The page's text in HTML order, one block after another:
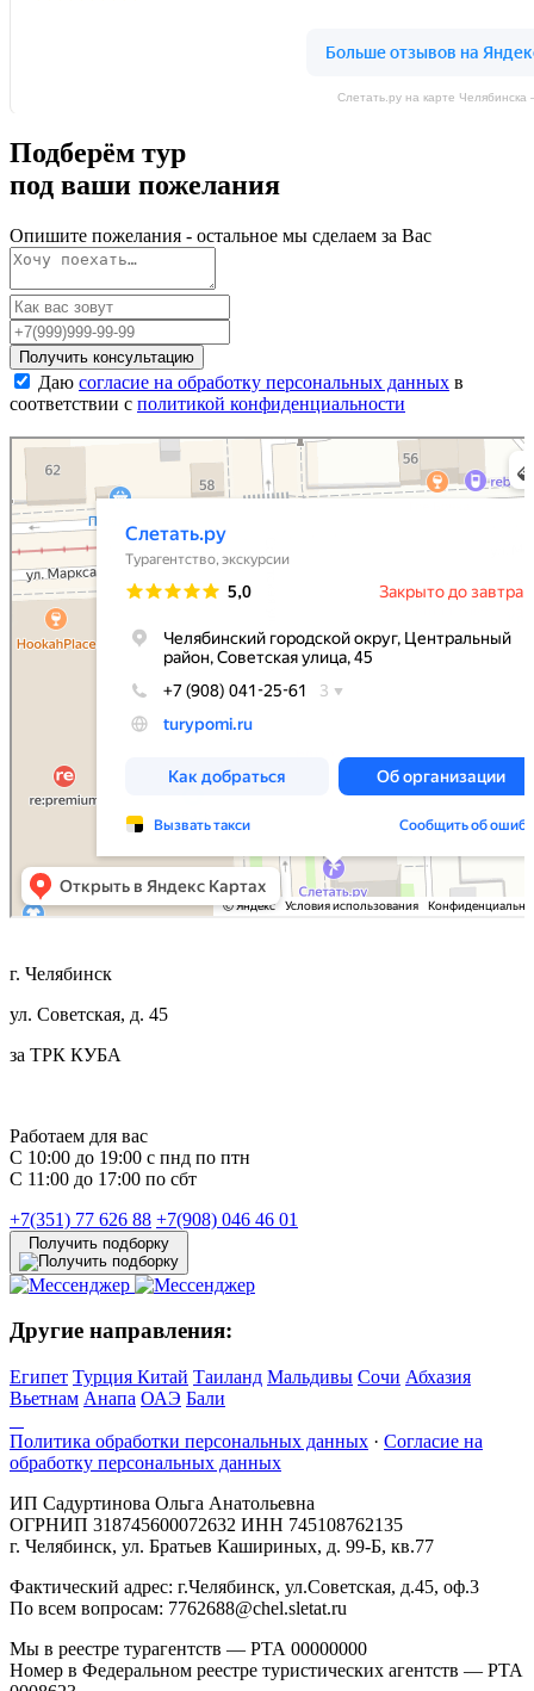
Слетать.ру на карте
Подберём тур
под ваши пожелания
Опишите пожелания - остальное мы сделаем за Вас
Получить консультацию
Даю согласие на обработку персональных данных в
соответствии с политикой конфиденциальности
Слетать.ру
Турагентство в Челябинске
Экскурсии в Челябинске
г. Челябинск
ул. Советская, д. 45
за ТРК КУБА
Работаем для вас
С 10:00 до 19:00 с пнд по птн
С 11:00 до 17:00 по сбт
+7(351) 77 626 88 +7(908) 046 46 01
Получить подборку
Другие направления:
Египет Турция Китай Таиланд Мальдивы Сочи Абхазия
Вьетнам Анапа ОАЭ Бали
Политика обработки персональных данных · Согласие на
обработку персональных данных
ИП Садуртинова Ольга Анатольевна
ОГРНИП 318745600072632 ИНН 745108762135
г. Челябинск, ул. Братьев Кашириных, д. 99-Б, кв.77
Фактический адрес: г.Челябинск, ул.Советская, д.45, оф.3
По всем вопросам: 7762688@chel.sletat.ru
Мы в реестре турагентств — РТА 00000000
Номер в Федеральном реестре туристических агентств — РТА